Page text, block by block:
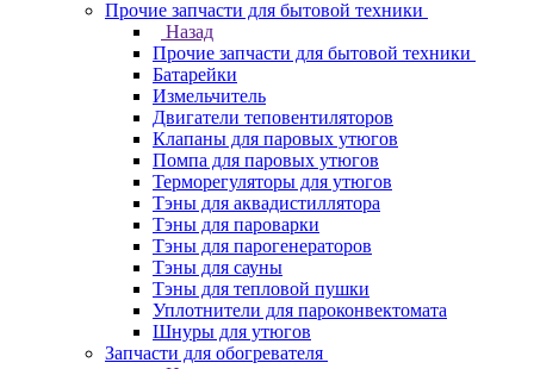
Прочие запчасти для бытовой техники
Назад
Прочие запчасти для бытовой техники
Батарейки
Измельчитель
Двигатели теповентиляторов
Клапаны для паровых утюгов
Помпа для паровых утюгов
Терморегуляторы для утюгов
Тэны для аквадистиллятора
Тэны для пароварки
Тэны для парогенераторов
Тэны для сауны
Тэны для тепловой пушки
Уплотнители для пароконвектомата
Шнуры для утюгов
Запчасти для обогревателя